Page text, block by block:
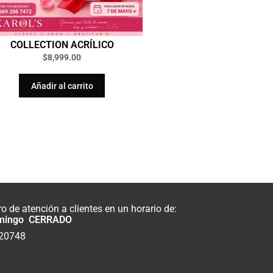
COLLECTION ACRÍLICO
$8,999.00
Añadir al carrito
de atención a clientes en un horario de:
CERRADO